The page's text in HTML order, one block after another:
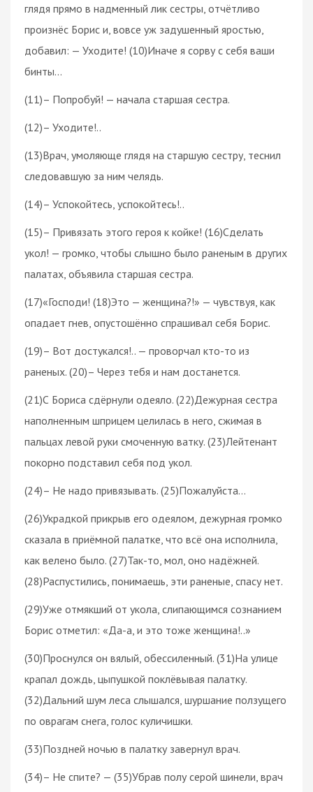
глядя прямо в надменный лик сестры, отчётливо
произнёс Борис и, вовсе уж задушенный яростью,
добавил: — Уходите! (10)Иначе я сорву с себя ваши
бинты…
(11)– Попробуй! — начала старшая сестра.
(12)– Уходите!..
(13)Врач, умоляюще глядя на старшую сестру, теснил
следовавшую за ним челядь.
(14)– Успокойтесь, успокойтесь!..
(15)– Привязать этого героя к койке! (16)Сделать
укол! — громко, чтобы слышно было раненым в других
палатах, объявила старшая сестра.
(17)«Господи! (18)Это — женщина?!» — чувствуя, как
опадает гнев, опустошённо спрашивал себя Борис.
(19)– Вот достукался!.. — проворчал кто-то из
раненых. (20)– Через тебя и нам достанется.
(21)С Бориса сдёрнули одеяло. (22)Дежурная сестра
наполненным шприцем целилась в него, сжимая в
пальцах левой руки смоченную ватку. (23)Лейтенант
покорно подставил себя под укол.
(24)– Не надо привязывать. (25)Пожалуйста…
(26)Украдкой прикрыв его одеялом, дежурная громко
сказала в приёмной палатке, что всё она исполнила,
как велено было. (27)Так-то, мол, оно надёжней.
(28)Распустились, понимаешь, эти раненые, спасу нет.
(29)Уже отмякший от укола, слипающимся сознанием
Борис отметил: «Да-а, и это тоже женщина!..»
(30)Проснулся он вялый, обессиленный. (31)На улице
крапал дождь, цыпушкой поклёвывая палатку.
(32)Дальний шум леса слышался, шуршание ползущего
по оврагам снега, голос куличишки.
(33)Поздней ночью в палатку завернул врач.
(34)– Не спите? — (35)Убрав полу серой шинели, врач